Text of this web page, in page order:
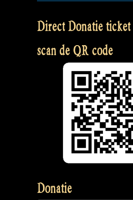
Direct Donatie
scan de QR code
Donatie